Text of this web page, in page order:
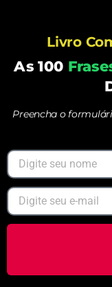
Livro
As 100
Preencha o